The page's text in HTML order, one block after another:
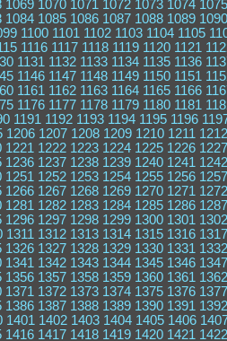
1069 1070 1071 1072 1073 1074 1075
1084 1085 1086 1087 1088 1089 1090
1100 1101 1102 1103 1104 1105
1116 1117 1118 1119 1120 1121
1131 1132 1133 1134 1135 1136
1146 1147 1148 1149 1150 1151
1161 1162 1163 1164 1165 1166
1176 1177 1178 1179 1180 1181
1191 1192 1193 1194 1195 1196
1206 1207 1208 1209 1210 1211 1212
1221 1222 1223 1224 1225 1226 1227
1236 1237 1238 1239 1240 1241 1242
1251 1252 1253 1254 1255 1256 1257
1266 1267 1268 1269 1270 1271 1272
1281 1282 1283 1284 1285 1286 1287
1296 1297 1298 1299 1300 1301 1302
1311 1312 1313 1314 1315 1316 1317
1326 1327 1328 1329 1330 1331 1332
1341 1342 1343 1344 1345 1346 1347
1356 1357 1358 1359 1360 1361 1362
1371 1372 1373 1374 1375 1376 1377
1386 1387 1388 1389 1390 1391 1392
1401 1402 1403 1404 1405 1406
1416 1417 1418 1419 1420 1421 1422